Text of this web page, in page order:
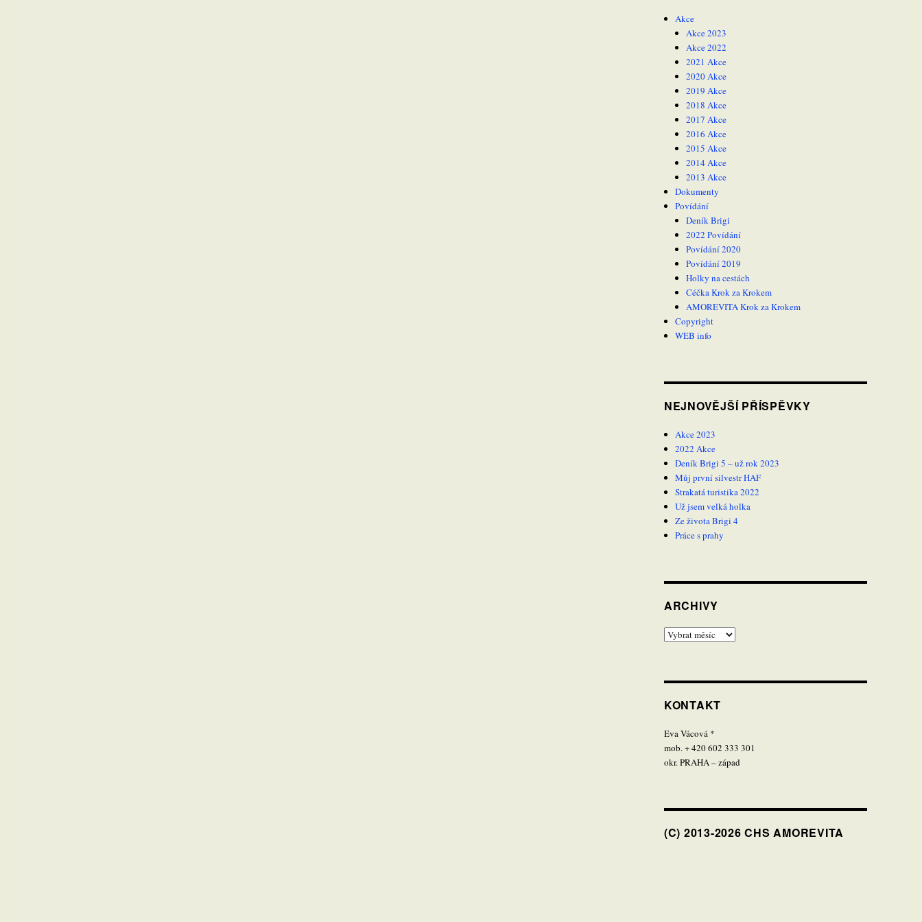
Akce
Akce 2023
Akce 2022
2021 Akce
2020 Akce
2019 Akce
2018 Akce
2017 Akce
2016 Akce
2015 Akce
2014 Akce
2013 Akce
Dokumenty
Povídání
Deník Brigi
2022 Povídání
Povídání 2020
Povídání 2019
Holky na cestách
Céčka Krok za Krokem
AMOREVITA Krok za Krokem
Copyright
WEB info
NEJNOVĚJŠÍ PŘÍSPĚVKY
Akce 2023
2022 Akce
Deník Brigi 5 – už rok 2023
Můj první silvestr HAF
Strakatá turistika 2022
Už jsem velká holka
Ze života Brigi 4
Práce s prahy
ARCHIVY
Archivy
KONTAKT
Eva Vácová *
mob. + 420 602 333 301
okr. PRAHA – západ
(C) 2013-2026 CHS AMOREVITA